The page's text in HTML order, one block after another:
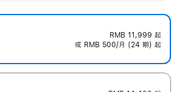
RMB 11,999 起
或 RMB 500/月 (24 期) 起